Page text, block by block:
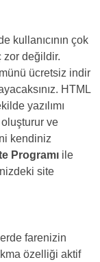
kullanıcının çok
zor değildir.
ücretsiz indir
HTML
yazılımı
ve
kendiniz
Programı ile
site
farenizin
özelliği aktif